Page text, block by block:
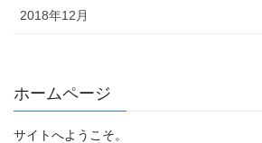
2018年12月
ホームページ
サイトへようこそ。